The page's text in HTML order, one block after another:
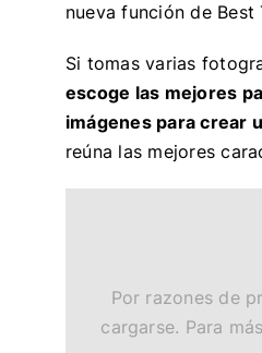
nueva función de Best
Si tomas varias
escoge las mejores
imágenes para crear
reúna las mejores
Por razones de
cargarse. Para